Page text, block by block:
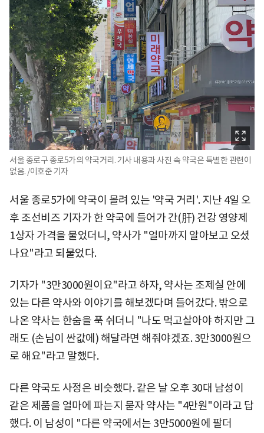
서울 종로구 종로5가의 약국거리. 기사 내용과 사진 속 약국은 특별한 관련이
없음. /이호준 기자
서울 종로5가에 약국이 몰려 있는 '약국 거리'. 지난 4일 오
후 조선비즈 기자가 한 약국에 들어가 간(肝) 건강 영양제
1상자 가격을 물었더니, 약사가 "얼마까지 알아보고 오셨
나요"라고 되물었다.
기자가 "3만3000원이요"라고 하자, 약사는 조제실 안에
있는 다른 약사와 이야기를 해보겠다며 들어갔다. 밖으로
나온 약사는 한숨을 푹 쉬더니 "나도 먹고살아야 하지만 그
래도 (손님이 싼값에) 해달라면 해줘야겠죠. 3만3000원으
로 해요"라고 말했다.
다른 약국도 사정은 비슷했다. 같은 날 오후 30대 남성이
같은 제품을 얼마에 파는지 묻자 약사는 "4만원"이라고 답
했다. 이 남성이 "다른 약국에서는 3만5000원에 팔더